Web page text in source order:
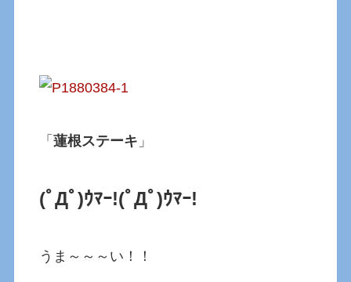
「蓮根ステーキ 」
(ﾟДﾟ)ｳﾏｰ!(ﾟДﾟ)ｳﾏｰ!
うま～～～い！！